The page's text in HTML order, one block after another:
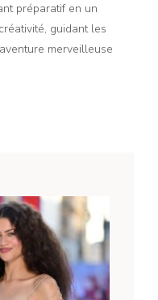
préparatif en un
guidant les
merveilleuse